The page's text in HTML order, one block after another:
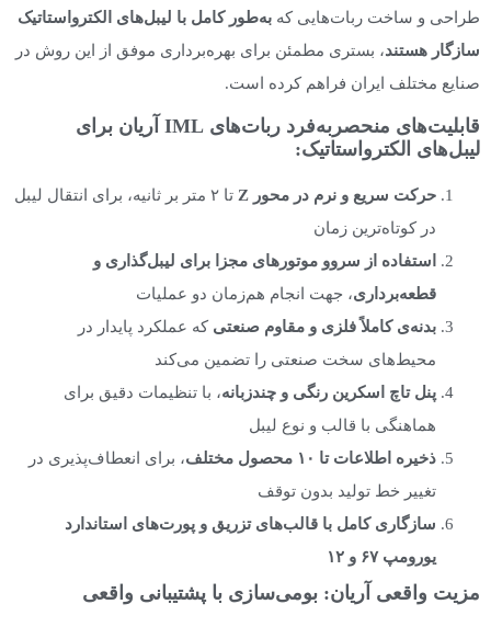
طراحی و ساخت ربات‌هایی که به‌طور کامل با لیبل‌های الکترواستاتیک
سازگار هستند، بستری مطمئن برای بهره‌برداری موفق از این روش در
صنایع مختلف ایران فراهم کرده است.
قابلیت‌های منحصربه‌فرد ربات‌های IML آریان برای
لیبل‌های الکترواستاتیک:
حرکت سریع و نرم در محور
تا ۲ متر بر ثانیه، برای انتقال لیبل
در کوتاه‌ترین زمان
استفاده از سروو موتورهای مجزا برای لیبل‌گذاری و
قطعه‌برداری، جهت انجام هم‌زمان دو عملیات
بدنه‌ی کاملاً فلزی و مقاوم صنعتی که عملکرد پایدار در
محیط‌های سخت صنعتی را تضمین می‌کند
پنل تاچ اسکرین رنگی و چندزبانه، با تنظیمات دقیق برای
هماهنگی با قالب و نوع لیبل
ذخیره اطلاعات تا ۱۰ محصول مختلف، برای انعطاف‌پذیری در
تغییر خط تولید بدون توقف
سازگاری کامل با قالب‌های تزریق و پورت‌های استاندارد
یورومپ۶۷ و ۱۲
مزیت واقعی آریان: بومی‌سازی با پشتیبانی واقعی